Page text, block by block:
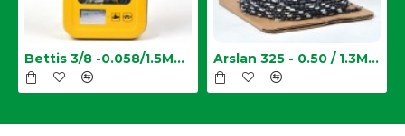
Bettis 3/8 -0.058/1.5MM-34 Diş Testere Zinciri Arslan 325 - 0.50 / 1.3MM Top Zincir